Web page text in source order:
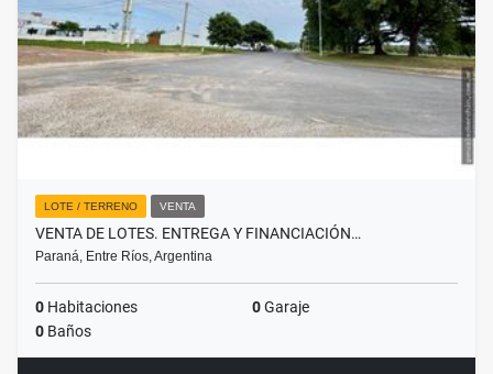
LOTE / TERRENO VENTA
VENTA DE LOTES. ENTREGA Y FINANCIACIÓN…
Paraná, Entre Ríos, Argentina
0 Habitaciones 0Garaje
0 Baños